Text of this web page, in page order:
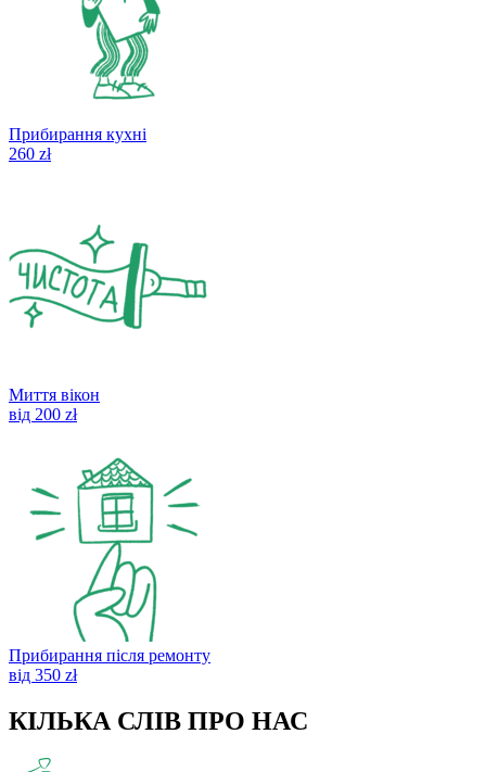
Прибирання кухні
260 zł
Миття вікон
від 200 zł
Прибирання після ремонту
від 350 zł
КІЛЬКА СЛІВ ПРО НАС